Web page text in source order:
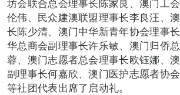
坊会联合总会理事长陈家良、澳门工
伦伟、民众建澳联盟理事长李良汪、
长陈少清、澳门中华新青年协会理事
华总商会副理事长许乐敏、澳门归侨
蓉、澳门志愿者总会理事长欧钰娜、
副理事长何嘉欣、澳门医护志愿者协
等社团代表出席了启动礼。